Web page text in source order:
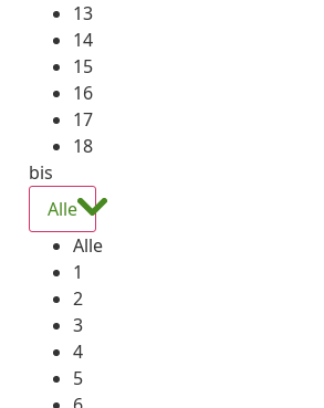
13
14
15
16
17
18
bis
Alle
Alle
1
2
3
4
5